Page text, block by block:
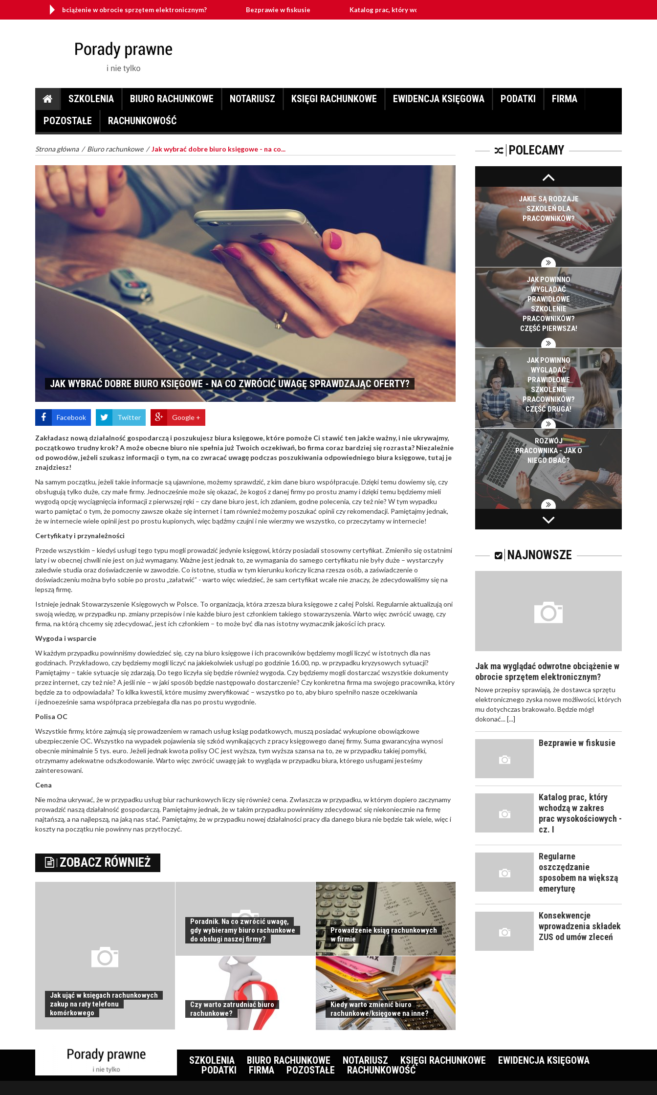
obciążenie w obrocie sprzętem elektronicznym? Bezprawie w fiskusie Katalog prac, który wchodzą w zakres prac wysokościowych - cz. I
SZKOLENIA BIURO RACHUNKOWE NOTARIUSZ KSIĘGI RACHUNKOWE EWIDENCJA KSIĘGOWA PODATKI
FIRMA
POZOSTAŁE
RACHUNKOWOŚĆ
Strona główna / Biuro rachunkowe /Jak wybrać dobre biuro księgowe - na co...
JAK WYBRAĆ DOBRE BIURO KSIĘGOWE - NA CO ZWRÓCIĆ UWAGĘ SPRAWDZAJĄC OFERTY?
Facebook Twitter Google +
​Zakładasz nową działalność gospodarczą i poszukujesz biura księgowe, które pomoże Ci stawić ten jakże ważny, i nie ukrywajmy,
początkowo trudny krok? A może obecne biuro nie spełnia już Twoich oczekiwań, bo firma coraz bardziej się rozrasta? Niezależnie
od powodów, jeżeli szukasz informacji o tym, na co zwracać uwagę podczas poszukiwania odpowiedniego biura księgowe, tutaj je
znajdziesz!
Na samym początku, jeżeli takie informacje są ujawnione, możemy sprawdzić, z kim dane biuro współpracuje. Dzięki temu dowiemy się, czy
obsługują tylko duże, czy małe firmy. Jednocześnie może się okazać, że kogoś z danej firmy po prostu znamy i dzięki temu będziemy mieli
wygodą opcję wyciągnięcia informacji z pierwszej ręki – czy dane biuro jest, ich zdaniem, godne polecenia, czy też nie? W tym wypadku
warto pamiętać o tym, że pomocny zawsze okaże się internet i tam również możemy poszukać opinii czy rekomendacji. Pamiętajmy jednak,
że w internecie wiele opinii jest po prostu kupionych, więc bądźmy czujni i nie wierzmy we wszystko, co przeczytamy w internecie!
Certyfikaty i przynależności
Przede wszystkim – kiedyś usługi tego typu mogli prowadzić jedynie księgowi, którzy posiadali stosowny certyfikat. Zmieniło się ostatnimi
laty i w obecnej chwili nie jest on już wymagany. Ważne jest jednak to, ze wymagania do samego certyfikatu nie były duże – wystarczyły
zaledwie studia oraz doświadczenie w zawodzie. Co istotne, studia w tym kierunku kończy liczna rzesza osób, a zaświadczenie o
doświadczeniu można było sobie po prostu „załatwić” - warto więc wiedzieć, że sam certyfikat wcale nie znaczy, że zdecydowaliśmy się na
lepszą firmę.
Istnieje jednak Stowarzyszenie Księgowych w Polsce. To organizacja, która zrzesza biura księgowe z całej Polski. Regularnie aktualizują oni
swoją wiedzę, w przypadku np. zmiany przepisów i nie każde biuro jest członkiem takiego stowarzyszenia. Warto więc zwrócić uwagę, czy
firma, na którą chcemy się zdecydować, jest ich członkiem – to może być dla nas istotny wyznacznik jakości ich pracy.
Wygoda i wsparcie
W każdym przypadku powinniśmy dowiedzieć się, czy na biuro księgowe i ich pracowników będziemy mogli liczyć w istotnych dla nas
godzinach. Przykładowo, czy będziemy mogli liczyć na jakiekolwiek usługi po godzinie 16.00, np. w przypadku kryzysowych sytuacji?
Pamiętajmy – takie sytuacje się zdarzają. Do tego liczyła się będzie również wygoda. Czy będziemy mogli dostarczać wszystkie dokumenty
przez internet, czy też nie? A jeśli nie – w jaki sposób będzie następowało dostarczenie? Czy konkretna firma ma swojego pracownika, który
będzie za to odpowiadała? To kilka kwestii, które musimy zweryfikować – wszystko po to, aby biuro spełniło nasze oczekiwania
i jednoeześnie sama współpraca przebiegała dla nas po prostu wygodnie.
Polisa OC
Wszystkie firmy, które zajmują się prowadzeniem w ramach usług ksiąg podatkowych, muszą posiadać wykupione obowiązkowe
ubezpieczenie OC. Wszystko na wypadek pojawienia się szkód wynikających z pracy księgowego danej firmy. Suma gwarancyjna wynosi
obecnie minimalnie 5 tys. euro. Jeżeli jednak kwota polisy OC jest wyższa, tym wyższa szansa na to, ze w przypadku takiej pomyłki,
otrzymamy adekwatne odszkodowanie. Warto więc zwrócić uwagę jak to wygląda w przypadku biura, którego usługami jesteśmy
zainteresowani.
Cena
Nie można ukrywać, że w przypadku usług biur rachunkowych liczy się również cena. Zwłaszcza w przypadku, w którym dopiero zaczynamy
prowadzić naszą działalność gospodarczą. Pamiętajmy jednak, że w takim przypadku powinniśmy zdecydować się niekoniecznie na firmę
najtańszą, a na najlepszą, na jaką nas stać. Pamiętajmy, że w przypadku nowej działalności pracy dla danego biura nie będzie tak wiele, więc i
koszty na początku nie powinny nas przytłoczyć.
ZOBACZ RÓWNIEŻ
Jak ująć w księgach rachunkowych
zakup na raty telefonu
komórkowego
Poradnik. Na co zwrócić uwagę,
gdy wybieramy biuro rachunkowe
do obsługi naszej firmy?
Prowadzenie ksiąg rachunkowych
w firmie
Czy warto zatrudniać biuro
rachunkowe?
Kiedy warto zmienić biuro
rachunkowe/księgowe na inne?
POLECAMY
JAKIE SĄ RODZAJE
SZKOLEŃ DLA
PRACOWNIKÓW?
JAK POWINNO
WYGLĄDAĆ
PRAWIDŁOWE
SZKOLENIE
PRACOWNIKÓW?
CZĘŚĆ PIERWSZA!
JAK POWINNO
WYGLĄDAĆ
PRAWIDŁOWE
SZKOLENIE
PRACOWNIKÓW?
CZĘŚĆ DRUGA!
ROZWÓJ
PRACOWNIKA - JAK O
NIEGO DBAĆ?
PRACOWNICY -
CZEMU WARTO ICH
JAKIE SĄ RODZAJE
SZKOLEŃ DLA
PRACOWNIKÓW?
JAK POWINNO
WYGLĄDAĆ
PRAWIDŁOWE
SZKOLENIE
CZĘŚĆ PIERWSZA!
SZKOLENIE
PRACOWNIKÓW?
CZĘŚĆ DRUGA!
ROZWÓJ
PRACOWNIKA - JAK O
NIEGO DBAĆ?
NAJNOWSZE
Jak ma wyglądać odwrotne obciążenie w
obrocie sprzętem elektronicznym?
Nowe przepisy sprawiają, że dostawca sprzętu
elektronicznego zyska nowe możliwości, których
mu dotychczas brakowało. Będzie mógł
dokonać...[...]
Bezprawie w fiskusie
Katalog prac, który
wchodzą w zakres
prac wysokościowych -
cz. I
Regularne
oszczędzanie
sposobem na większą
emeryturę
Konsekwencje
wprowadzenia składek
ZUS od umów zleceń
SZKOLENIA BIURO RACHUNKOWE NOTARIUSZ KSIĘGI RACHUNKOWE
EWIDENCJA KSIĘGOWA
PODATKI
FIRMA POZOSTAŁE RACHUNKOWOŚĆ